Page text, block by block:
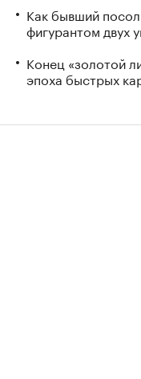
Как бывший
фигурантом двух
Конец «золотой
эпоха быстрых